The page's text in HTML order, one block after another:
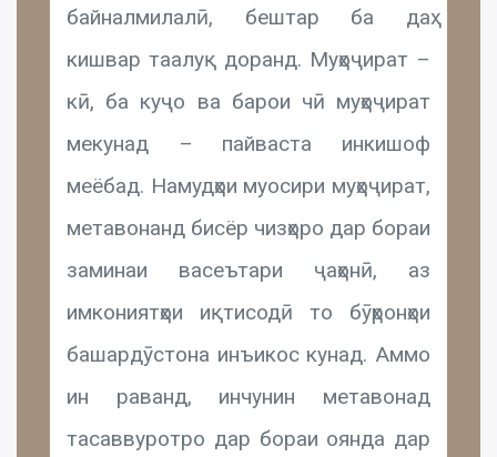
байналмилалӣ, бештар ба даҳ
кишвар таалуқ доранд. Муҳоҷират –
кӣ, ба куҷо ва барои чӣ муҳоҷират
мекунад – пайваста инкишоф
меёбад. Намудҳои муосири муҳоҷират,
метавонанд бисёр чизҳоро дар бораи
заминаи васеътари ҷаҳонӣ, аз
имкониятҳои иқтисодӣ то бӯҳронҳои
башардӯстона инъикос кунад. Аммо
ин раванд, инчунин метавонад
тасаввуротро дар бораи оянда дар